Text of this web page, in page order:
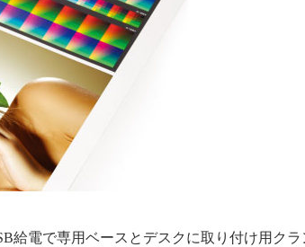
給電で専用ベースとデスクに取り付け用クラ